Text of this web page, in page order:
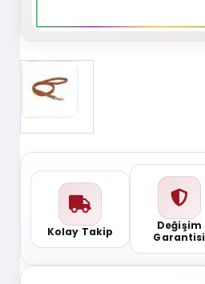
Kolay Takip
Değişim
Garantisi